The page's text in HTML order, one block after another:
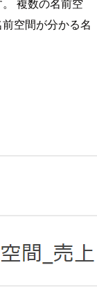
空間が分かる名